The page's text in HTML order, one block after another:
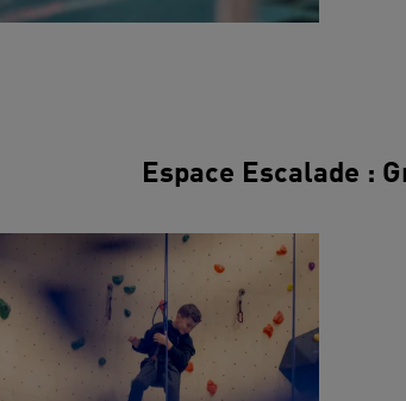
Espace Escalade :